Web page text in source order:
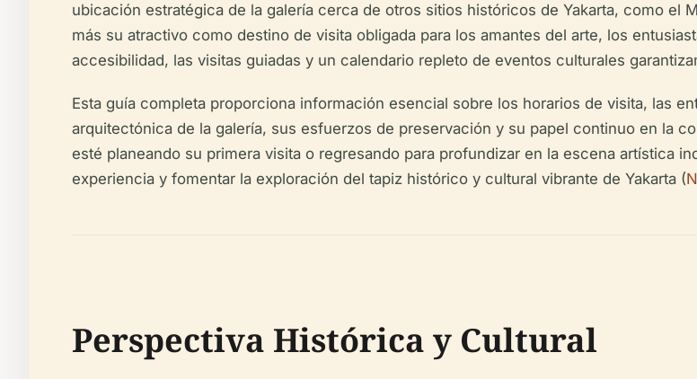
ubicación estratégica de la galería cerca de otros sitios históricos de Yakarta, como el
más su atractivo como destino de visita obligada para los amantes del arte, los
accesibilidad, las visitas guiadas y un calendario repleto de eventos culturales
Esta guía completa proporciona información esencial sobre los horarios de visita, las
arquitectónica de la galería, sus esfuerzos de preservación y su papel continuo en la
esté planeando su primera visita o regresando para profundizar en la escena artística
experiencia y fomentar la exploración del tapiz histórico y cultural vibrante de Yakarta (
Perspectiva Histórica y Cultural